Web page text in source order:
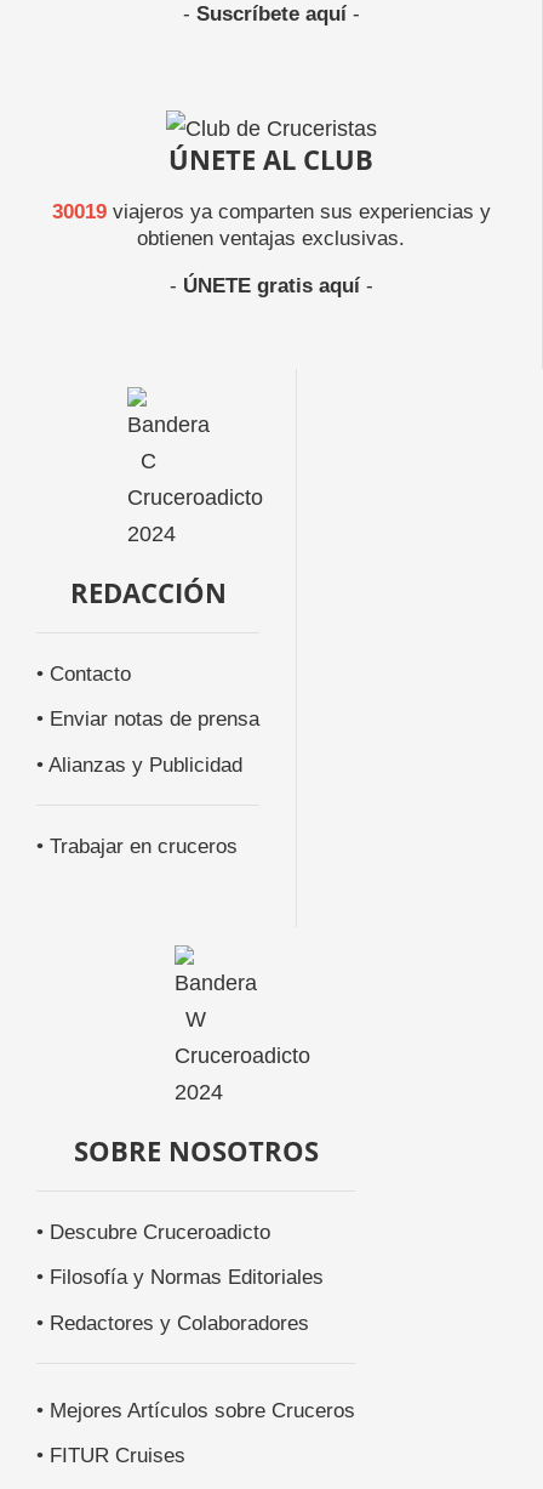
- Suscríbete aquí-
ÚNETE AL CLUB
30019viajeros ya comparten sus experiencias y
obtienen ventajas exclusivas.
- ÚNETE gratis aquí-
REDACCIÓN
• Contacto
• Enviar notas de prensa
• Alianzas y Publicidad
• Trabajar en cruceros
SOBRE NOSOTROS
• Descubre Cruceroadicto
• Filosofía y Normas Editoriales
• Redactores y Colaboradores
• Mejores Artículos sobre Cruceros
• FITUR Cruises